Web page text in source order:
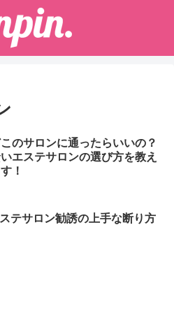
のサロンに通ったらいいの？
エステサロンの選び方を教え
！
テサロン勧誘の上手な断り方